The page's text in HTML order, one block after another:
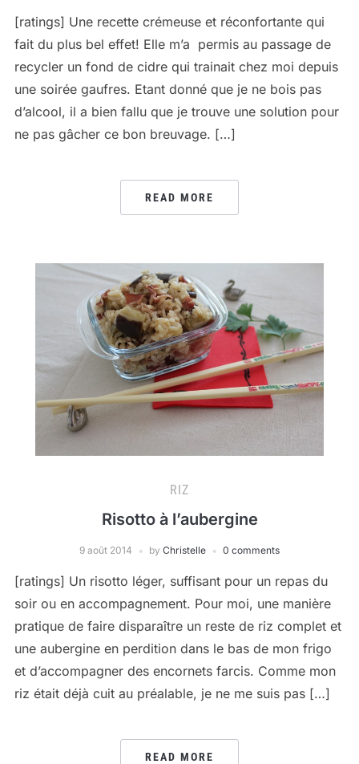
[ratings] Une recette crémeuse et réconfortante qui
fait du plus bel effet! Elle m’a permis au passage de
recycler un fond de cidre qui trainait chez moi depuis
une soirée gaufres. Etant donné que je ne bois pas
d’alcool, il a bien fallu que je trouve une solution pour
ne pas gâcher ce bon breuvage. […]
READ MORE
RIZ
Risotto à l’aubergine
9 août 2014 by Christelle 0 comments
[ratings] Un risotto léger, suffisant pour un repas du
soir ou en accompagnement. Pour moi, une manière
pratique de faire disparaître un reste de riz complet et
une aubergine en perdition dans le bas de mon frigo
et d’accompagner des encornets farcis. Comme mon
riz était déjà cuit au préalable, je ne me suis pas […]
READ MORE